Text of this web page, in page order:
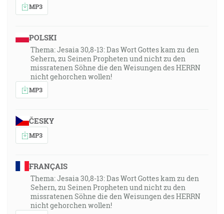
MP3
POLSKI
Thema: Jesaia 30,8-13: Das Wort Gottes kam zu den
Sehern, zu Seinen Propheten und nicht zu den
missratenen Söhne die den Weisungen des HERRN
nicht gehorchen wollen!
MP3
ČESKY
MP3
FRANÇAIS
Thema: Jesaia 30,8-13: Das Wort Gottes kam zu den
Sehern, zu Seinen Propheten und nicht zu den
missratenen Söhne die den Weisungen des HERRN
nicht gehorchen wollen!